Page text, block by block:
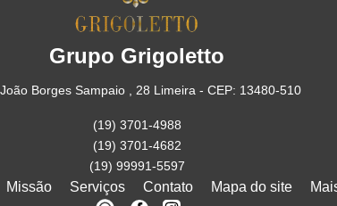
Grupo Grigoletto
Borges Sampaio , 28 Limeira - CEP: 13480-510
(19) 3701-4988
(19) 3701-4682
(19) 99991-5597
Missão Serviços Contato Mapa do site